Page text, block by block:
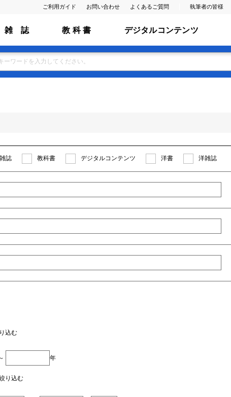
ご利用ガイド お問い合わせ よくあるご質問 執筆者の皆様
雑 誌 教 科 書 デジタルコンテンツ
雑誌 教科書 デジタルコンテンツ 洋書 洋雑誌
込む
年
り込む